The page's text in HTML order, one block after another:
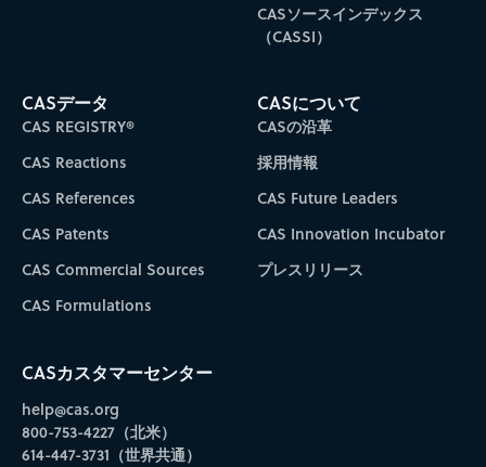
CASソースインデックス
（CASSI）
CASデータ
CAS REGISTRY®
CAS Reactions
CAS References
CAS Patents
CAS Commercial Sources
CAS Formulations
CASについて
CASの沿革
採用情報
CAS Future Leaders
CAS Innovation Incubator
プレスリリース
CASカスタマーセンター
help@cas.org
800-753-4227（北米）
614-447-3731（世界共通）